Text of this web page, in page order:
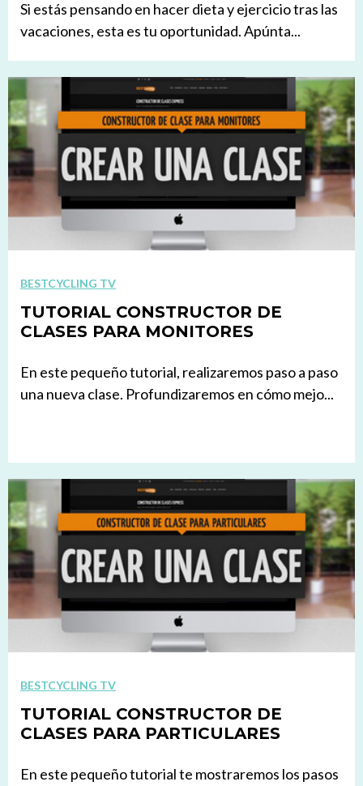
Si estás pensando en hacer dieta y ejercicio tras las
vacaciones, esta es tu oportunidad. Apúnta...
BESTCYCLING TV
TUTORIAL CONSTRUCTOR DE
CLASES PARA MONITORES
En este pequeño tutorial, realizaremos paso a paso
una nueva clase. Profundizaremos en cómo mejo...
BESTCYCLING TV
TUTORIAL CONSTRUCTOR DE
CLASES PARA PARTICULARES
En este pequeño tutorial te mostraremos los pasos